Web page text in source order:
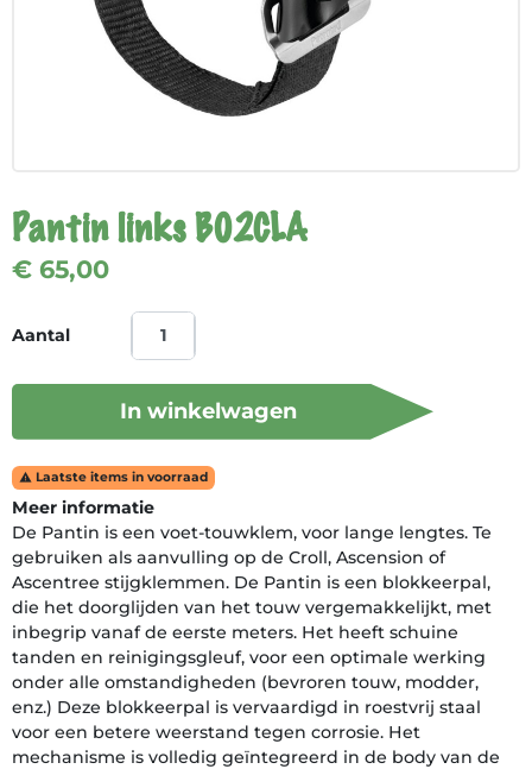
Pantin links B02CLA
€ 65,00
Aantal
In winkelwagen
 Laatste items in voorraad
Meer informatie
De Pantin is een voet-touwklem, voor lange lengtes. Te
gebruiken als aanvulling op de Croll, Ascension of
Ascentree stijgklemmen. De Pantin is een blokkeerpal,
die het doorglijden van het touw vergemakkelijkt, met
inbegrip vanaf de eerste meters. Het heeft schuine
tanden en reinigingsgleuf, voor een optimale werking
onder alle omstandigheden (bevroren touw, modder,
enz.) Deze blokkeerpal is vervaardigd in roestvrij staal
voor een betere weerstand tegen corrosie. Het
mechanisme is volledig geïntegreerd in de body van de